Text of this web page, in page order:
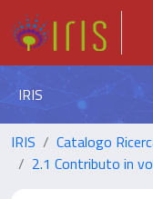
IRIS
IRIS Catalogo
2.1 Contributo in